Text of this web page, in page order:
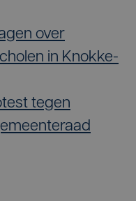
over
in Knokke-
tegen